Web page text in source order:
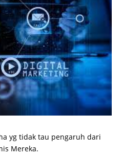
yg tidak tau pengaruh dari
Mereka.